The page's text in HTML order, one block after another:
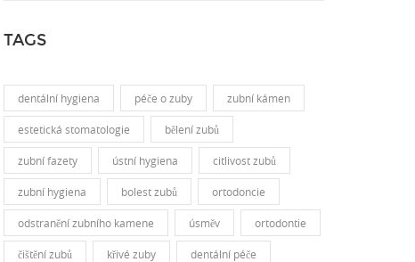
TAGS
dentální hygiena péče o zuby zubní kámen
estetická stomatologie bělení zubů
zubní fazety ústní hygiena citlivost zubů
zubní hygiena bolest zubů ortodoncie
odstranění zubního kamene úsměv ortodontie
čištění zubů křivé zuby dentální péče